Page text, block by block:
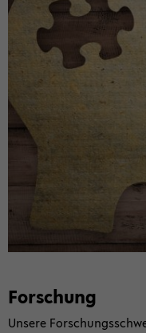
For­schung
Un­se­re